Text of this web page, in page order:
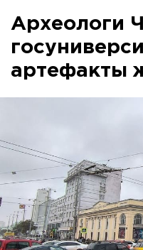
Археологи
артефакты